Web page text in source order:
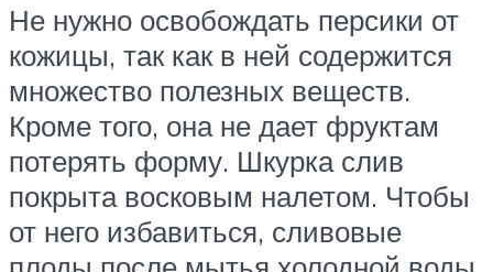
Не нужно освобождать персики от
кожицы, так как в ней содержится
множество полезных веществ.
Кроме того, она не дает фруктам
потерять форму. Шкурка слив
покрыта восковым налетом. Чтобы
от него избавиться, сливовые